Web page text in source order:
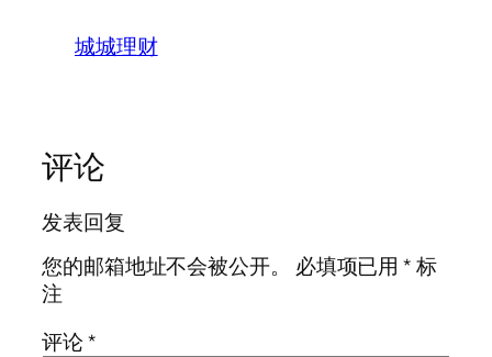
城城理财
评论
发表回复
您的邮箱地址不会被公开。
必填项已用*标
注
评论*